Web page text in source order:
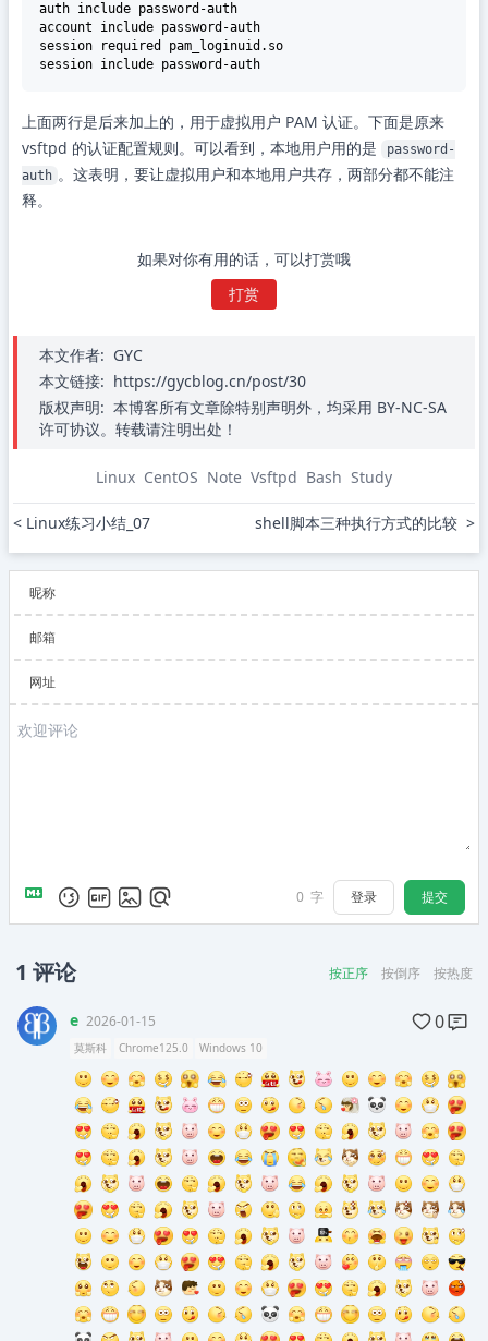
auth include password-auth
account include password-auth
session required pam_loginuid.so
上面两行是后来加上的，用于虚拟用户 PAM 认证。下面是原来
vsftpd 的认证配置规则。可以看到，本地用户用的是
password-
auth 。这表明，要让虚拟用户和本地用户共存，两部分都不能注
释。
如果对你有用的话，可以打赏哦
打赏
本文作者: GYC
本文链接: https://gycblog.cn/post/30
版权声明: 本博客所有文章除特别声明外，均采用 BY-NC-SA
许可协议。转载请注明出处！
Linux CentOS Note Vsftpd Bash Study
< Linux练习小结_07 shell脚本三种执行方式的比较  >
昵称
邮箱
网址
0 字 登录 提交
1 评论 按正序 按倒序 按热度
e 2026-01-15 0
莫斯科 Chrome125.0 Windows 10